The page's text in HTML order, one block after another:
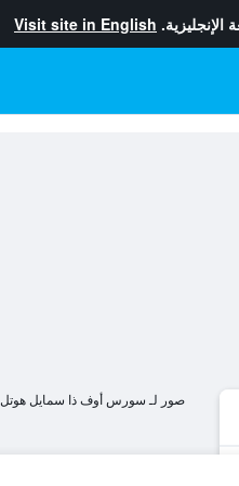
الإنجليزية. Visit site in English
صور لـ سورس أوف ذا سمايل هوتل